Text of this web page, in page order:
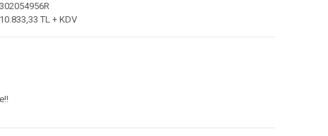
302054956R
10.833,33 TL + KDV